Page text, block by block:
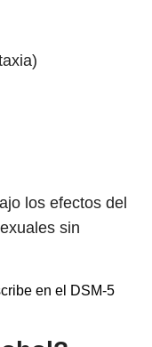
los efectos del
sin
en el DSM-5